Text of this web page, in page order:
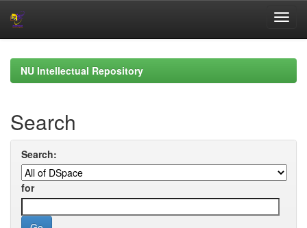
navigationNU Intellectual Repository
Search
Search:
for